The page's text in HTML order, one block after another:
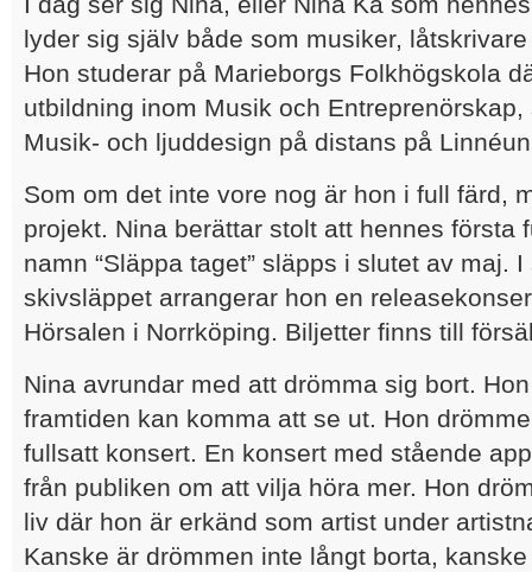
lyder sig själv både som musiker,
Hon studerar på Marieborgs Folkhögskola
utbildning inom Musik och
Musik- och ljuddesign på distans på
Som om det inte vore nog är hon i full färd,
projekt. Nina berättar stolt att hennes första
namn “Släppa taget” släpps i slutet av maj.
skivsläppet arrangerar hon en
Hörsalen i Norrköping. Biljetter finns till
Nina avrundar med att drömma sig bort.
framtiden kan komma att se ut. Hon
fullsatt konsert. En konsert med stående
från publiken om att vilja höra mer. Hon
liv där hon är erkänd som artist under
Kanske är drömmen inte långt borta,